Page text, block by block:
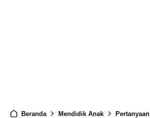
Beranda Mendidik Anak Pertanyaan